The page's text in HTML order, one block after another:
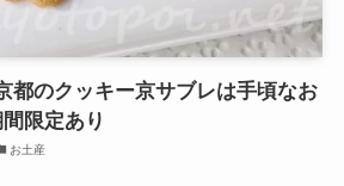
都のクッキー京サブレは手頃なお
限定あり
お土産